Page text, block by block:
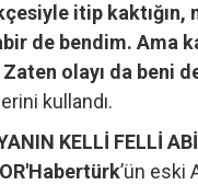
itip
de bendim. Ama
olayı da beni
kullandı.
KELLİ FELLİ
Habertürk’ün eski